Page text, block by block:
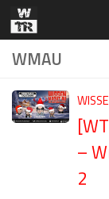
Zum Inhalt
WMAU
–
2